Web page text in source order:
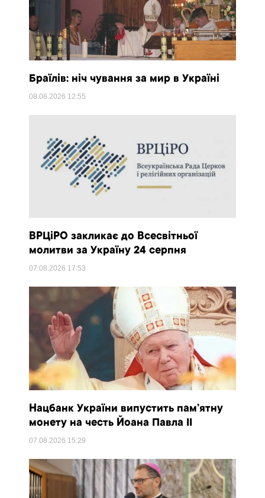
Браїлів: ніч чування за мир в Україні
08.08.2026 12:55
ВРЦіРО закликає до Всесвітньої
молитви за Україну 24 серпня
07.08.2026 17:53
Нацбанк України випустить пам’ятну
монету на честь Йоана Павла II
07.08.2026 15:29